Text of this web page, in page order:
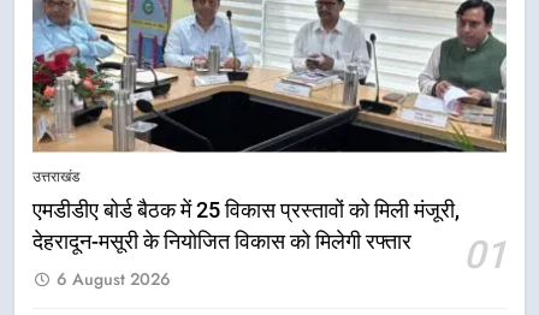
उत्तराखंड
एमडीडीए बोर्ड बैठक में 25 विकास प्रस्तावों को मिली मंजूरी,
देहरादून-मसूरी के नियोजित विकास को मिलेगी रफ्तार
01
6 August 2026
योजनाओं का अधिक से अधिक लाभ उठाने
का आह्वान किया
उत्तराखंड
7
खेल मंत्री रेखा आर्या ने देवभूमि से बुलंद
किया 2036 ओलंपिक मेजबानी का संकल्प
8